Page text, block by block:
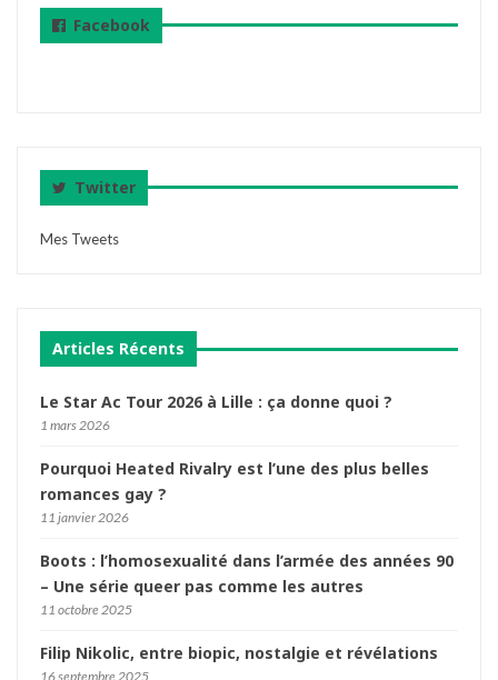
Facebook
Twitter
Mes Tweets
Articles Récents
Le Star Ac Tour 2026 à Lille : ça donne quoi ?
1 mars 2026
Pourquoi Heated Rivalry est l’une des plus belles
romances gay ?
11 janvier 2026
Boots : l’homosexualité dans l’armée des années 90
– Une série queer pas comme les autres
11 octobre 2025
Filip Nikolic, entre biopic, nostalgie et révélations
16 septembre 2025